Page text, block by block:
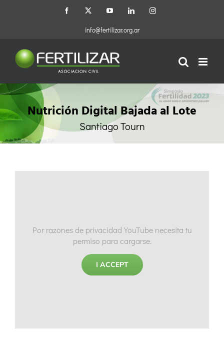
Facebook
X YouTubeLinkedInInstagram
info@fertilizar.org.ar
Nutrición Digital Bajada al Lote
Santiago Tourn
Por razones de privacidad YouTube necesita tu
permiso para cargarse.
I ACCEPT